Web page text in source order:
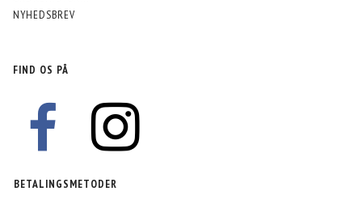
NYHEDSBREV
FIND OS PÅ
BETALINGSMETODER